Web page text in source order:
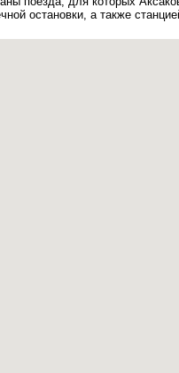
остановки, а также